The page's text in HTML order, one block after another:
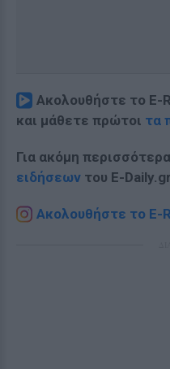
Ακολουθήστε το E-
και μάθετε πρώτοι τα
Για ακόμη περισσότερα
ειδήσεων του E-Daily.gr
Ακολουθήστε το E-